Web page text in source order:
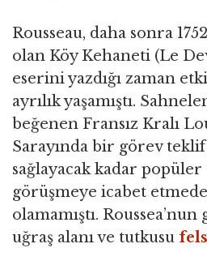
Rousseau, daha sonra
olan Köy Kehaneti (Le
eserini yazdığı zaman
ayrılık yaşamıştı.
beğenen Fransız Kralı
Sarayında bir görev
sağlayacak kadar
görüşmeye icabet etmede
olamamıştı.
uğraş alanı ve tutkusu